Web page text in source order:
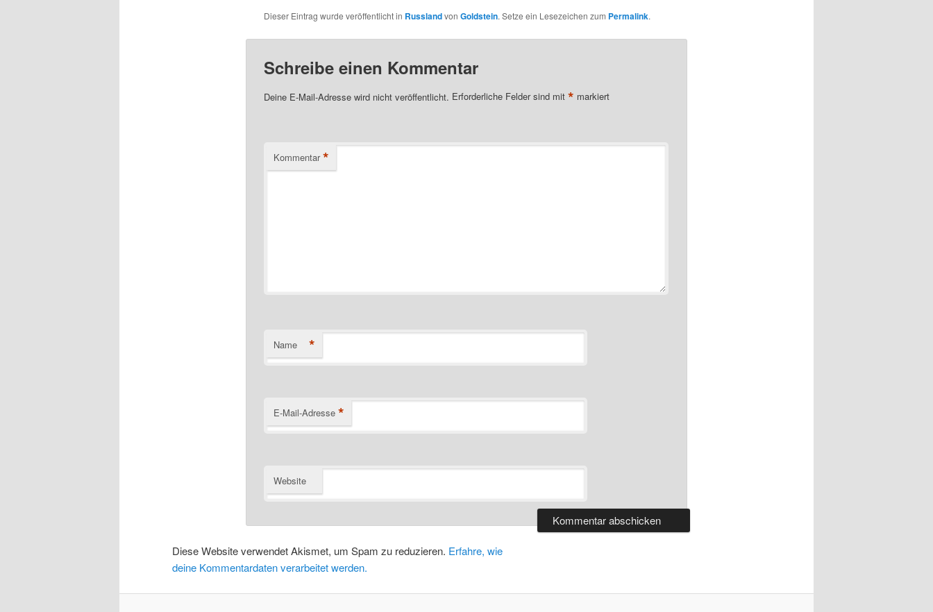
Dieser Eintrag wurde veröffentlicht in Russlandvon Goldstein. Setze ein Lesezeichen zum Permalink.
Schreibe einen Kommentar
Deine E-Mail-Adresse wird nicht veröffentlicht. Erforderliche Felder sind mit * markiert
Kommentar *
Name *
E-Mail-Adresse *
Website
Diese Website verwendet Akismet, um Spam zu reduzieren. Erfahre, wie
deine Kommentardaten verarbeitet werden.